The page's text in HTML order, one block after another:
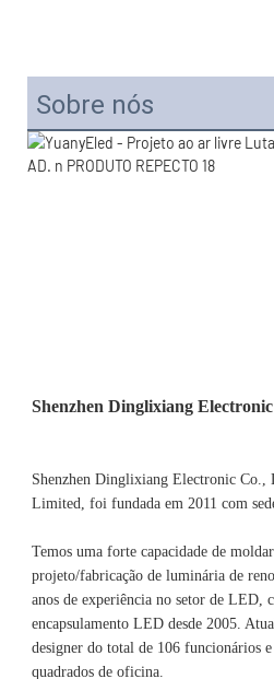
Sobre nós
Shenzhen Dinglixiang Electronic
Limited, foi fundada em 2011 com
Temos uma forte capacidade de
projeto/fabricação de luminária de
anos de experiência no setor de LED,
encapsulamento LED desde 2005.
designer do total de 106 funcionários